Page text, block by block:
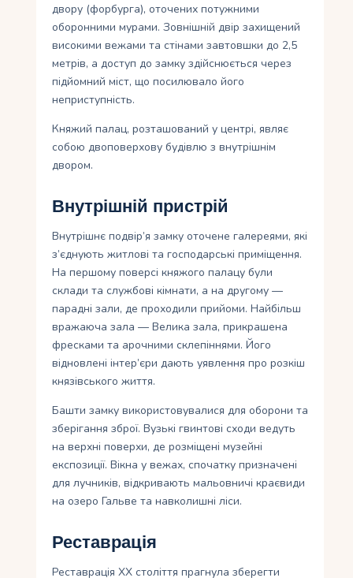
двору (форбурга), оточених потужними
оборонними мурами. Зовнішній двір захищений
високими вежами та стінами завтовшки до 2,5
метрів, а доступ до замку здійснюється через
підйомний міст, що посилювало його
неприступність.
Княжий палац, розташований у центрі, являє
собою двоповерхову будівлю з внутрішнім
двором.
Внутрішній пристрій
Внутрішнє подвір’я замку оточене галереями, які
з’єднують житлові та господарські приміщення.
На першому поверсі княжого палацу були
склади та службові кімнати, а на другому —
парадні зали, де проходили прийоми. Найбільш
вражаюча зала — Велика зала, прикрашена
фресками та арочними склепіннями. Його
відновлені інтер’єри дають уявлення про розкіш
князівського життя.
Башти замку використовувалися для оборони та
зберігання зброї. Вузькі гвинтові сходи ведуть
на верхні поверхи, де розміщені музейні
експозиції. Вікна у вежах, спочатку призначені
для лучників, відкривають мальовничі краєвиди
на озеро Гальве та навколишні ліси.
Реставрація
Реставрація XX століття прагнула зберегти